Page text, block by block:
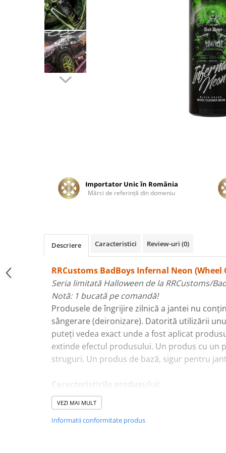
Tratament Plastice
Maşini de Polishat
Paste Polish
Paste Polish Gama Marină
Textile
Recondiţionare Piele
Lavete Microfibră
Aplicatoare Microfibră
Importator Unic în România
Mărci de referinţă din domeniu
Descriere Caracteristici Review-uri (0)
RRCustoms BadBoys Infernal Neon (Wheel
Seria limitată Halloween de la RRCustoms/
Notă: 1 bucată pe comandă!
Produsele de îngrijire zilnică a jantei nu
sângerare (deironizare). Datorită utilizării
puteți vedea exact unde a fost aplicat
extinde efectul produsului. Un produs cu un
struguri. Un produs de bază, sigur pentru
Produs dedicat pentru curățarea jantei
permite o pătrundere mai lungă a murdăriei
produsul aderă la suprafața roții sub forma
VEZI MAI MULT
Informatii conformitate produs